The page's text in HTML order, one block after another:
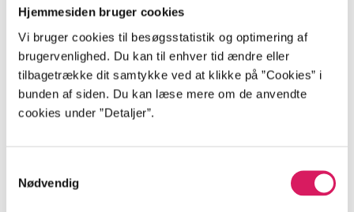
Hjemmesiden bruger cookies
Vi bruger cookies til besøgsstatistik og optimering af
brugervenlighed. Du kan til enhver tid ændre eller
tilbagetrække dit samtykke ved at klikke på ”Cookies” i
bunden af siden. Du kan læse mere om de anvendte
cookies under ”Detaljer”.
Nødvendig
Beskrivelse
Året er 2073 i et dystopisk New San Francisco.
Overleveren Ghost kæmper for mad og håb under en
brændende himmel og overvågningsdroner. Hendes
beretning flettes med arkivklip og interviews, hvor
magtkoncentration.